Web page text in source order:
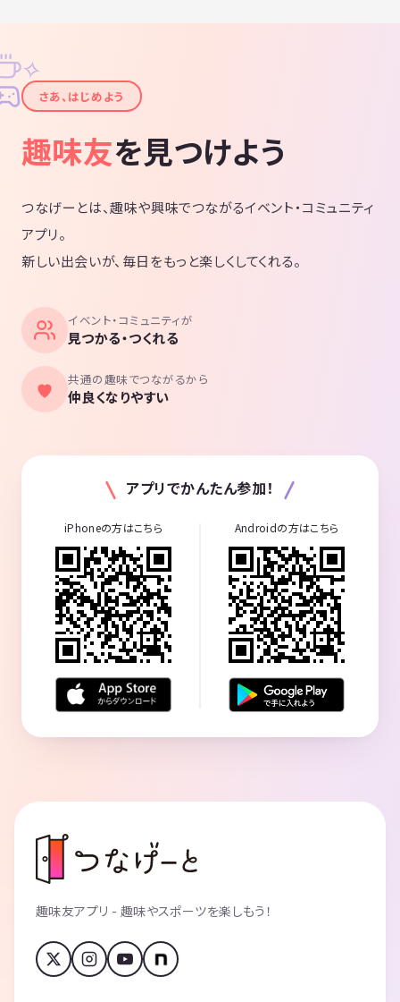
✦
✧
さあ、はじめよう
趣味友を見つけよう
つなげーとは、趣味や興味でつながるイベント・コミュニティ
アプリ。
新しい出会いが、毎日をもっと楽しくしてくれる。
イベント・コミュニティが
見つかる・つくれる
共通の趣味でつながるから
仲良くなりやすい
アプリでかんたん参加！
iPhoneの方はこちら Androidの方はこちら
趣味友アプリ - 趣味やスポーツを楽しもう！